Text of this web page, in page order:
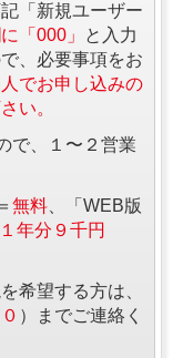
「新規ユーザー
「000」
と入力
、必要事項をお
でお申し込みの
い。
で、１〜２営業
無料 、「WEB版
１年分９千円
希望する方は、
）までご連絡く